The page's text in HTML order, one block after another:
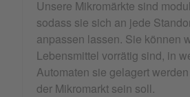
Unsere Mikromärkte sind
sodass sie sich an jede
anpassen lassen. Sie können
Lebensmittel vorrätig sind, in
Automaten sie gelagert
der Mikromarkt sein soll.